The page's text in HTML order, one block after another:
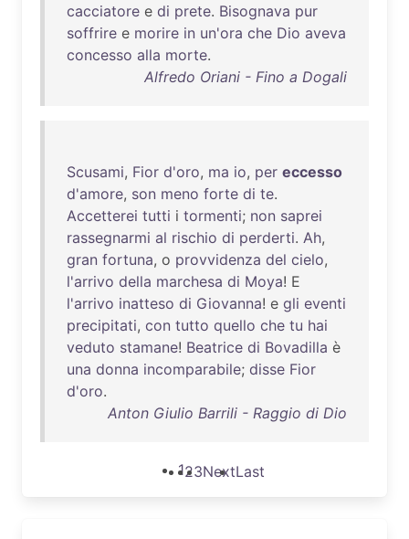
cacciatore e di prete. Bisognava pur
soffrire e morire in un'ora che Dio aveva
concesso alla morte.
Alfredo Oriani - Fino a Dogali
Scusami, Fior d'oro, ma io, per eccesso
d'amore, son meno forte di te.
Accetterei tutti i tormenti; non saprei
rassegnarmi al rischio di perderti. Ah,
gran fortuna, o provvidenza del cielo,
l'arrivo della marchesa di Moya! E
l'arrivo inatteso di Giovanna! e gli eventi
precipitati, con tutto quello che tu hai
veduto stamane! Beatrice di Bovadilla è
una donna incomparabile; disse Fior
d'oro.
Anton Giulio Barrili - Raggio di Dio
123NextLast